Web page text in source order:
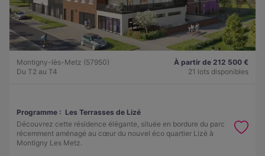
Montigny-lès-Metz (57950)
Du T2 au T4
À partir de 212 500 €
21 lots disponibles
Programme : Les Terrasses de Lizé
Découvrez cette résidence élégante, située en bordure du parc
récemment aménagé au cœur du nouvel éco quartier Lizé à
Montigny Les Metz.